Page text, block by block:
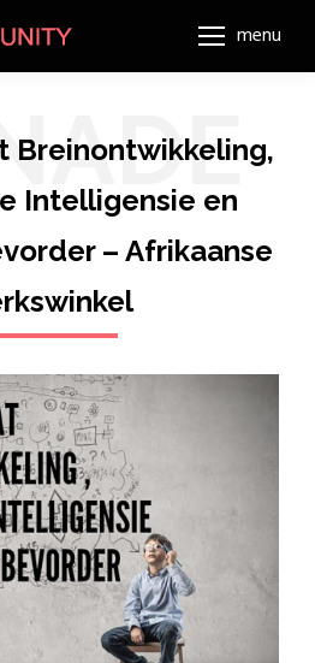
menu
Breinontwikkeling,
Intelligensie en
– Afrikaanse